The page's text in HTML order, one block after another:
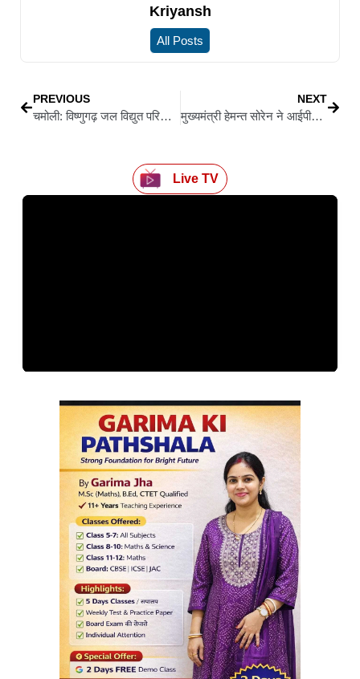
Kriyansh
All Posts
PREVIOUS
चमोली: विष्णुगढ़ जल विद्युत परियोजना में लोको ट्रेनों की टक्कर, 60 घायल
NEXT
मुख्यमंत्री हेमन्त सोरेन ने आईपीएस रैंक में प्रोन्नत अधिकारियों को दी बधाई, बैच पहनाकर किया सम्मानित
Live TV